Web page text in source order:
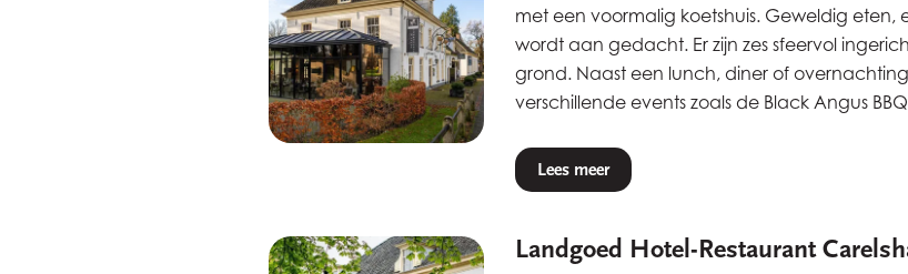
met een voormalig koetshuis. Geweldig eten,
wordt aan gedacht. Er zijn zes sfeervol
grond. Naast een lunch, diner of
verschillende events zoals de Black Angus
Lees meer
Landgoed Hotel-Restaurant